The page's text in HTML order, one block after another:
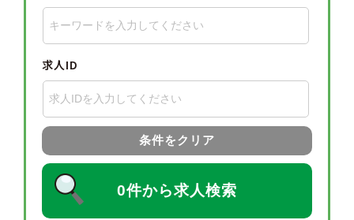
求人ID
条件をクリア
0件から求人検索